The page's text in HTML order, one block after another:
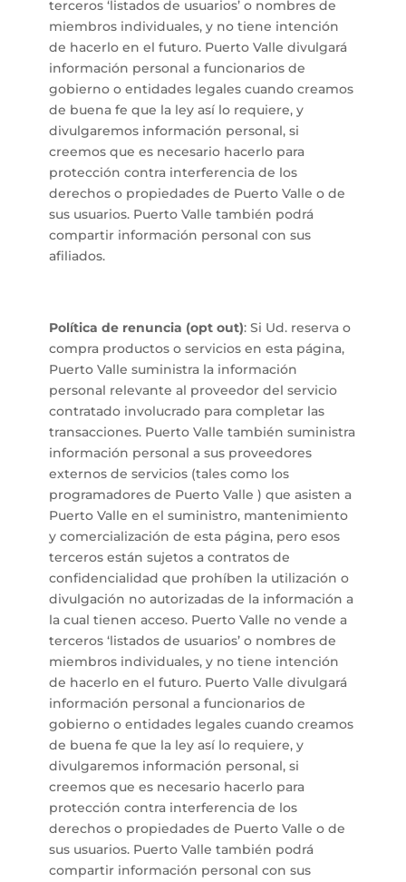
terceros ‘listados de usuarios’ o nombres de
miembros individuales, y no tiene intención
de hacerlo en el futuro. Puerto Valle divulgará
información personal a funcionarios de
gobierno o entidades legales cuando creamos
de buena fe que la ley así lo requiere, y
divulgaremos información personal, si
creemos que es necesario hacerlo para
protección contra interferencia de los
derechos o propiedades de Puerto Valle o de
sus usuarios. Puerto Valle también podrá
compartir información personal con sus
afiliados.
Política de renuncia (opt out): Si Ud. reserva o
compra productos o servicios en esta página,
Puerto Valle suministra la información
personal relevante al proveedor del servicio
contratado involucrado para completar las
transacciones. Puerto Valle también suministra
información personal a sus proveedores
externos de servicios (tales como los
programadores de Puerto Valle ) que asisten a
Puerto Valle en el suministro, mantenimiento
y comercialización de esta página, pero esos
terceros están sujetos a contratos de
confidencialidad que prohíben la utilización o
divulgación no autorizadas de la información a
la cual tienen acceso. Puerto Valle no vende a
terceros ‘listados de usuarios’ o nombres de
miembros individuales, y no tiene intención
de hacerlo en el futuro. Puerto Valle divulgará
información personal a funcionarios de
gobierno o entidades legales cuando creamos
de buena fe que la ley así lo requiere, y
divulgaremos información personal, si
creemos que es necesario hacerlo para
protección contra interferencia de los
derechos o propiedades de Puerto Valle o de
sus usuarios. Puerto Valle también podrá
compartir información personal con sus